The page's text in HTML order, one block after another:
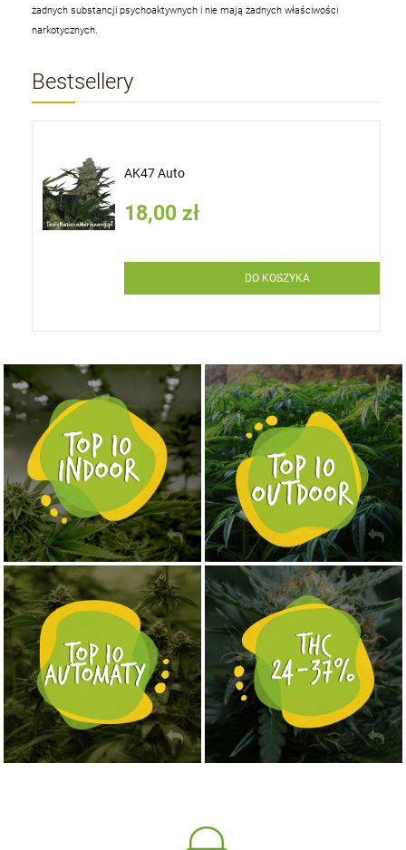
żadnych substancji psychoaktywnych i nie mają żadnych właściwości
narkotycznych.
Bestsellery
AK47 Auto
18,00 zł
DO KOSZYKA
NASIONA MARIHUANY TOP 10 INDOOR
KUP TERAZ NASIONA MARIHUANY TOP 10 OUTDOOR
KUP TERAZ
NASIONA MARIHUANY TOP 10 AUTOFLOWERING
KUP TERAZ MOCNE ODMIANY MARIHUANY THC OD 24 - 37%
KUP TERAZ